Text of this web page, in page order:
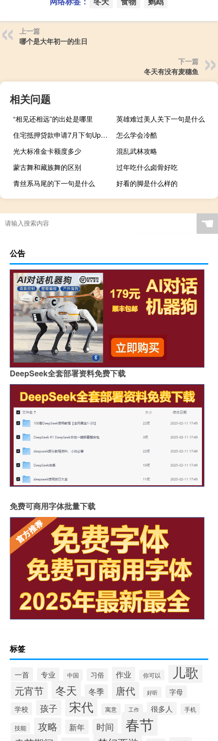
上一篇
哪个是大年初一的生日
下一篇
冬天有没有麦穗鱼
相关问题
“相见还相远”的出处是哪里
英雄难过美人关下一句是什么
住宅抵押贷款申请7月下旬Uptick
怎么学会冷酷
光大标准金卡额度多少
混乱武林攻略
蒙古舞和藏族舞的区别
过年吃什么卤骨好吃
青丝系马尾的下一句是什么
好看的脚是什么样的
☚
公告
DeepSeek全套部署资料免费下载
免费可商用字体批量下载
标签
一首 专业 中国 习俗 作业 你可以 儿歌
元宵节 冬天 冬季 唐代 好听
字母
学校
孩子 宋代 寓意 工作 很多人 手机
技能 攻略 新年 时间 春节